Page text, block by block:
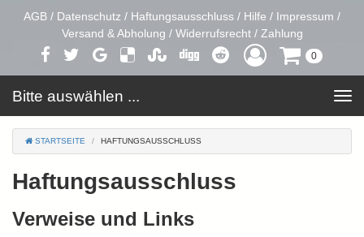
AGB / Datenschutz / Haftungsausschluss / Hilfe / Impressum /
Versand & Abholung / Widerrufsrecht / Zahlung
0
Bitte auswählen ...
STARTSEITE HAFTUNGSAUSSCHLUSS
Haftungsausschluss
Verweise und Links